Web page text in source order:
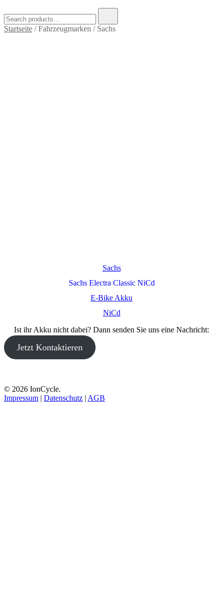
for:
Startseite / Fahrzeugmarken / Sachs
Sachs
Sachs Electra Classic NiCd
E-Bike Akku
NiCd
Ist ihr Akku nicht dabei? Dann senden Sie uns eine Nachricht:
Jetzt Kontaktieren
© 2026 IonCycle.
Impressum | Datenschutz | AGB